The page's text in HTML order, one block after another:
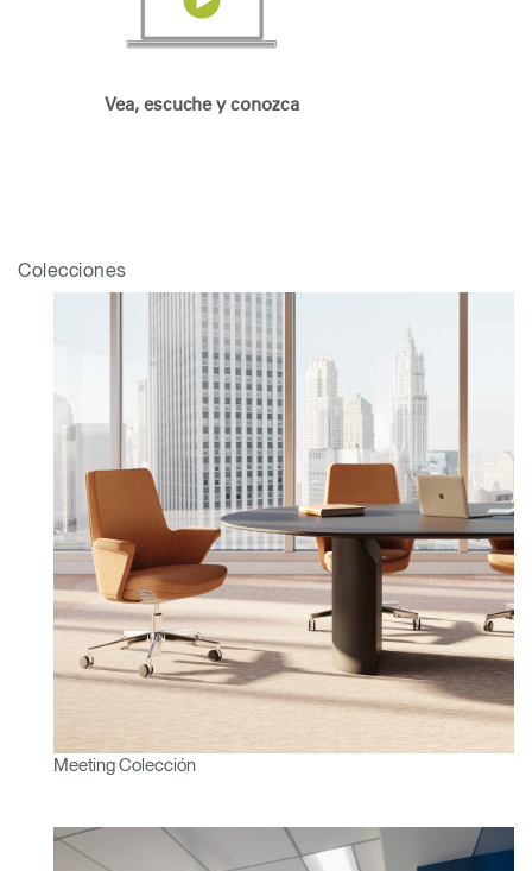
Seleccione su ubicación
Registro
REGISTRO
Crear una cuenta
¿Tiene un código de
referencia?
Close
Box
Vea, escuche y conozca
Colecciones
Meeting Colección